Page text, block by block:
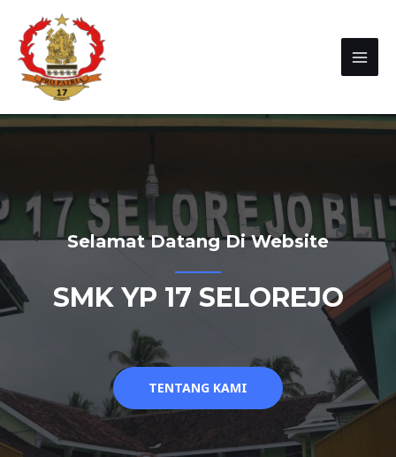
Selamat Datang Di Website
SMK YP 17 SELOREJO
TENTANG KAMI